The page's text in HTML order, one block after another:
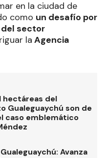
en la ciudad de
como un desafío por
sector
la Agencia
hectáreas del
Gualeguaychú son de
caso emblemático
Avanza